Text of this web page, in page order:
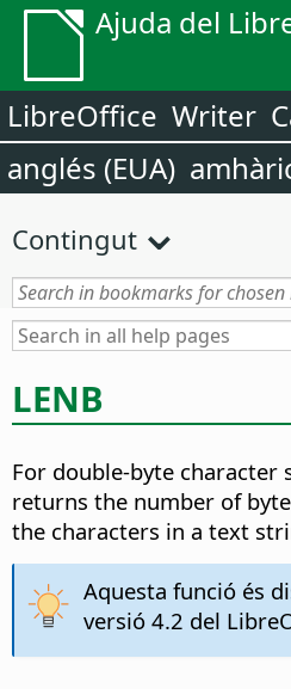
Ajuda del
LibreOffice Writer
anglés (EUA)
Contingut
LENB
For double-byte character
returns the number of
the characters in a text
Aquesta funció és
versió 4.2 del